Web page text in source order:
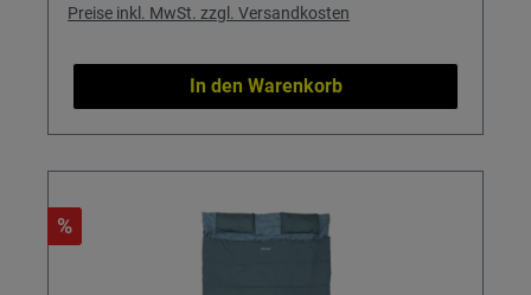
Preise inkl. MwSt. zzgl. Versandkosten
In den Warenkorb
%